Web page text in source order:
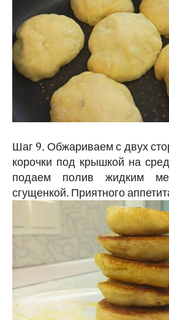
Шаг 9. Обжариваем с двух
корочки под крышкой на
подаем полив жидким
сгущенкой. Приятного